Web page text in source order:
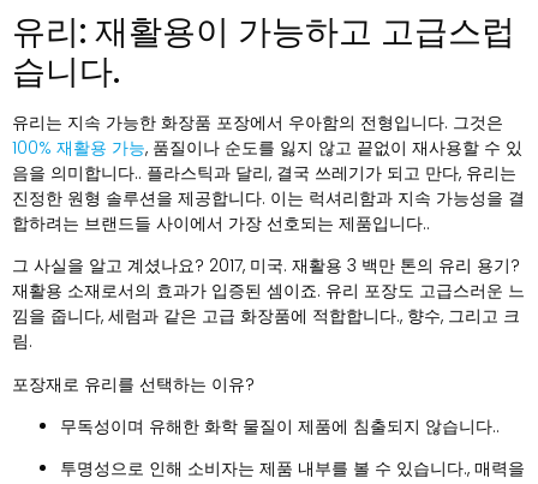
유리: 재활용이 가능하고 고급스럽
습니다.
유리는 지속 가능한 화장품 포장에서 우아함의 전형입니다. 그것은
100% 재활용 가능, 품질이나 순도를 잃지 않고 끝없이 재사용할 수 있
음을 의미합니다.. 플라스틱과 달리, 결국 쓰레기가 되고 만다, 유리는
진정한 원형 솔루션을 제공합니다. 이는 럭셔리함과 지속 가능성을 결
합하려는 브랜드들 사이에서 가장 선호되는 제품입니다..
그 사실을 알고 계셨나요? 2017, 미국. 재활용 3 백만 톤의 유리 용기?
재활용 소재로서의 효과가 입증된 셈이죠. 유리 포장도 고급스러운 느
낌을 줍니다, 세럼과 같은 고급 화장품에 적합합니다., 향수, 그리고 크
림.
포장재로 유리를 선택하는 이유?
무독성이며 유해한 화학 물질이 제품에 침출되지 않습니다..
투명성으로 인해 소비자는 제품 내부를 볼 수 있습니다., 매력을